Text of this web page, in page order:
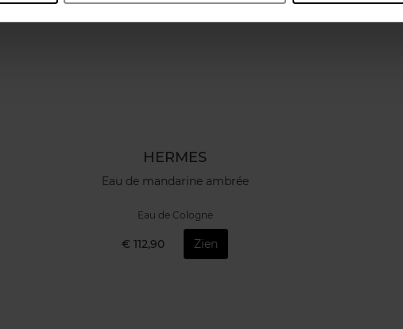
HERMES
Eau de mandarine ambrée
Eau de Cologne
€ 112,90 Zien